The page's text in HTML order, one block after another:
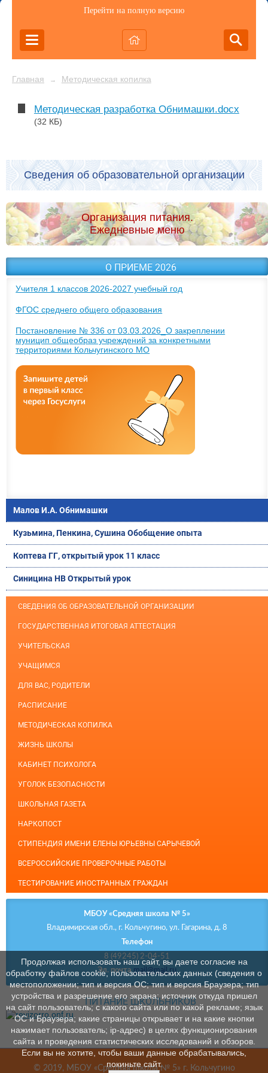
Перейти на полную версию
Главная → Методическая копилка
Методическая разработка Обнимашки.docx
(32 КБ)
Сведения об образовательной организации
Организация питания.
Ежедневные меню
О ПРИЕМЕ 2026
Учителя 1 классов 2026-2027 учебный год
ФГОС среднего общего образования
Постановление № 336 от 03.03.2026_О закреплении
муницип общеобраз учреждений за конкретными
территориями Кольчугинского МО
Малов И.А. Обнимашки
Кузьмина, Пенкина, Сушина Обобщение опыта
Коптева ГГ, открытый урок 11 класс
Синицина НВ Открытый урок
СВЕДЕНИЯ ОБ ОБРАЗОВАТЕЛЬНОЙ ОРГАНИЗАЦИИ
ГОСУДАРСТВЕННАЯ ИТОГОВАЯ АТТЕСТАЦИЯ
УЧИТЕЛЬСКАЯ
УЧАЩИМСЯ
ДЛЯ ВАС, РОДИТЕЛИ
РАСПИСАНИЕ
МЕТОДИЧЕСКАЯ КОПИЛКА
ЖИЗНЬ ШКОЛЫ
КАБИНЕТ ПСИХОЛОГА
УГОЛОК БЕЗОПАСНОСТИ
ШКОЛЬНАЯ ГАЗЕТА
НАРКОПОСТ
СТИПЕНДИЯ ИМЕНИ ЕЛЕНЫ ЮРЬЕВНЫ САРЫЧЕВОЙ
ВСЕРОССИЙСКИЕ ПРОВЕРОЧНЫЕ РАБОТЫ
ТЕСТИРОВАНИЕ ИНОСТРАННЫХ ГРАЖДАН
МБОУ «Средняя школа № 5»
Владимирская обл., г. Кольчугино, ул. Гагарина, д. 8
Телефон
8 (49245) 2-04-51
Эл. почта mail@mail.ru
ПИТАНИЕ ШКОЛЬНИКОВ
© 2019, МБОУ «Средняя школа № 5» г. Кольчугино
Продолжая использовать наш сайт, вы даете согласие на
обработку файлов cookie, пользовательских данных (сведения о
местоположении; тип и версия ОС; тип и версия Браузера; тип
устройства и разрешение его экрана; источник откуда пришел
на сайт пользователь; с какого сайта или по какой рекламе; язык
ОС и Браузера; какие страницы открывает и на какие кнопки
нажимает пользователь; ip-адрес) в целях функционирования
сайта и проведения статистических исследований и обзоров.
Если вы не хотите, чтобы ваши данные обрабатывались,
покиньте сайт.